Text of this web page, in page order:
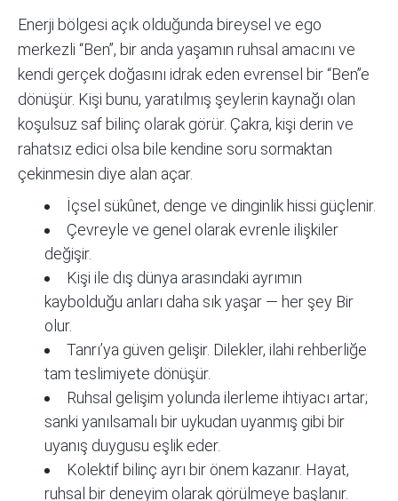
Enerji bölgesi açık olduğunda bireysel ve ego
merkezli “Ben”, bir anda yaşamın ruhsal amacını ve
kendi gerçek doğasını idrak eden evrensel bir “Ben”e
dönüşür. Kişi bunu, yaratılmış şeylerin kaynağı olan
koşulsuz saf bilinç olarak görür. Çakra, kişi derin ve
rahatsız edici olsa bile kendine soru sormaktan
çekinmesin diye alan açar.
İçsel sükûnet, denge ve dinginlik hissi güçlenir.
Çevreyle ve genel olarak evrenle ilişkiler
değişir.
Kişi ile dış dünya arasındaki ayrımın
kaybolduğu anları daha sık yaşar — her şey Bir
olur.
Tanrı’ya güven gelişir. Dilekler, ilahi rehberliğe
tam teslimiyete dönüşür.
Ruhsal gelişim yolunda ilerleme ihtiyacı artar;
sanki yanılsamalı bir uykudan uyanmış gibi bir
uyanış duygusu eşlik eder.
Kolektif bilinç ayrı bir önem kazanır. Hayat,
ruhsal bir deneyim olarak görülmeye başlanır.